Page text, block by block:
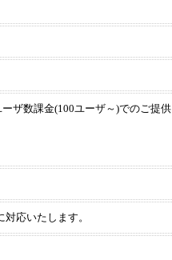
ザ数課金(100ユーザ～)でのご提供
応いたします。